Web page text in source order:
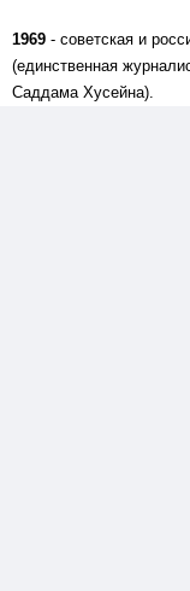
1969 - советская и
(единственная
Саддама Хусейна).